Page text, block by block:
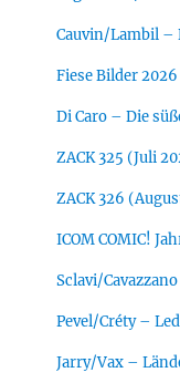
Cauvin/Lambil –
Fiese Bilder 2026
Di Caro – Die
ZACK 325 (Juli
ZACK 326
ICOM COMIC!
Sclavi/
Pevel/Créty –
Jarry/Vax –